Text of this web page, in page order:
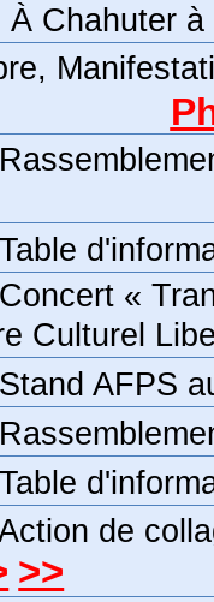
Chahuter
«
Culturel
AFPS
de
>>